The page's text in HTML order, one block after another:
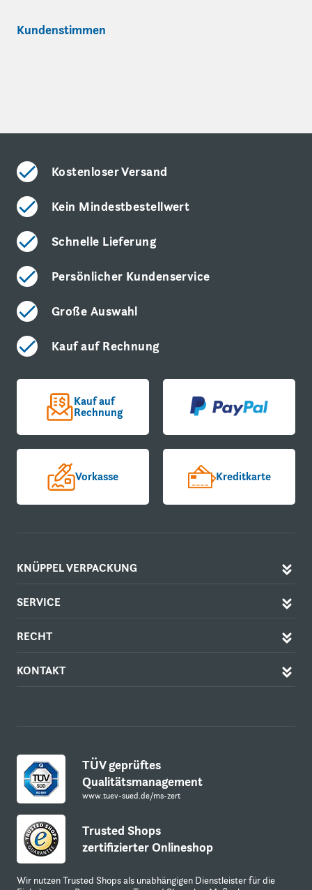
Kundenstimmen
Kostenloser Versand
Kein Mindestbestellwert
Schnelle Lieferung
Persönlicher Kundenservice
Große Auswahl
Kauf auf Rechnung
Kauf auf
Rechnung
Vorkasse Kreditkarte
KNÜPPEL VERPACKUNG
SERVICE
RECHT
KONTAKT
TÜV geprüftes
Qualitätsmanagement
www.tuev-sued.de/ms-zert
Trusted Shops
zertifizierter Onlineshop
Wir nutzen Trusted Shops als unabhängigen Dienstleister für die